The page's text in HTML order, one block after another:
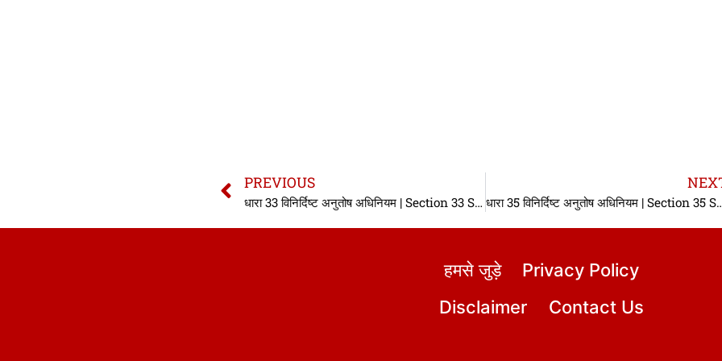
PREVIOUS
धारा 33 विनिर्दिष्ट अनुतोष अधिनियम | Section 33 SRA In hindi | Section 33 Specific Relief Act धारा 35 विनिर्दिष्ट अनुतोष अधिनियम |
हमसे जुड़े
Privacy Policy
Disclaimer
Contact Us